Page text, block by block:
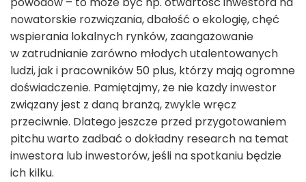
nowatorskie rozwiązania, dbałość o ekologię, chęć
wspierania lokalnych rynków, zaangażowanie
w zatrudnianie zarówno młodych utalentowanych
ludzi, jak i pracowników 50 plus, którzy mają ogromne
doświadczenie. Pamiętajmy, że nie każdy inwestor
związany jest z daną branżą, zwykle wręcz
przeciwnie. Dlatego jeszcze przed przygotowaniem
pitchu warto zadbać o dokładny research na temat
inwestora lub inwestorów, jeśli na spotkaniu będzie
ich kilku.